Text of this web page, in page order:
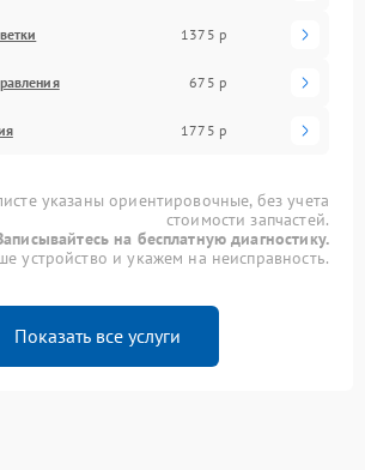
1375 р
675 р
1775 р
указаны ориентировочные, без учета
стоимости запчастей.
на бесплатную диагностику.
устройство и укажем на неисправность.
Показать все услуги